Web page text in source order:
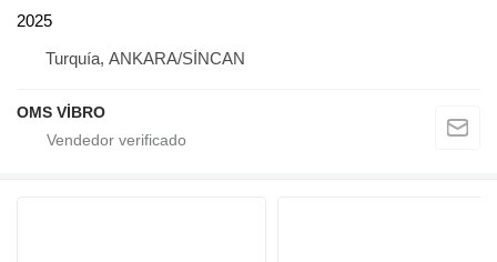
2025
Turquía, ANKARA/SİNCAN
OMS VİBRO